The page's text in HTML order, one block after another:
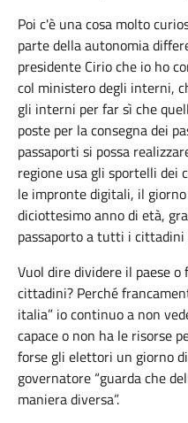
Poi c'è una cosa molto
parte della autonomia
presidente Cirio che io ho
col ministero degli interni,
gli interni per far sì che
poste per la consegna dei
passaporti si possa
regione usa gli sportelli dei
le impronte digitali, il
diciottesimo anno di età,
passaporto a tutti i cittadini
Vuol dire dividere il paese
cittadini? Perché
italia” io continuo a non
capace o non ha le risorse
forse gli elettori un giorno
governatore “guarda che
maniera diversa”.